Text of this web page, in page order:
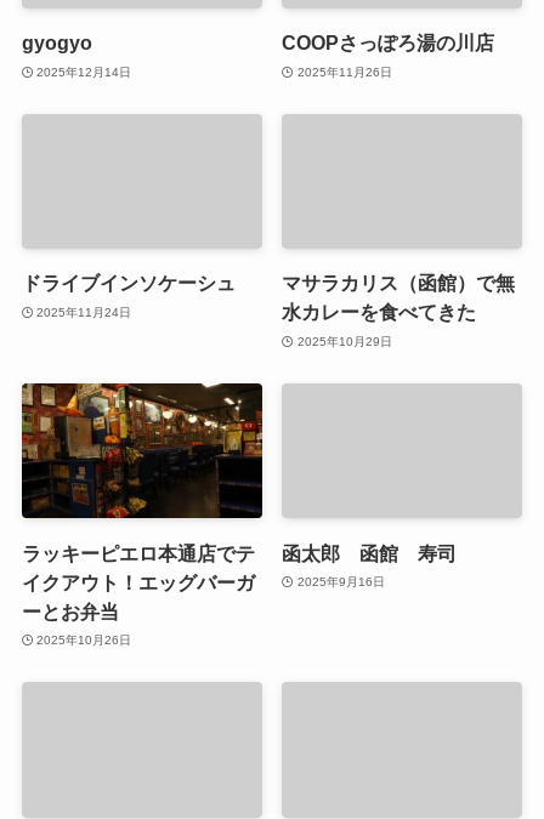
gyogyo
2025年12月14日
COOPさっぽろ湯の川店
2025年11月26日
ドライブインソケーシュ
2025年11月24日
マサラカリス（函館）で無
水カレーを食べてきた
2025年10月29日
ラッキーピエロ本通店でテ
イクアウト！エッグバーガ
ーとお弁当
2025年10月26日
函太郎 函館 寿司
2025年9月16日